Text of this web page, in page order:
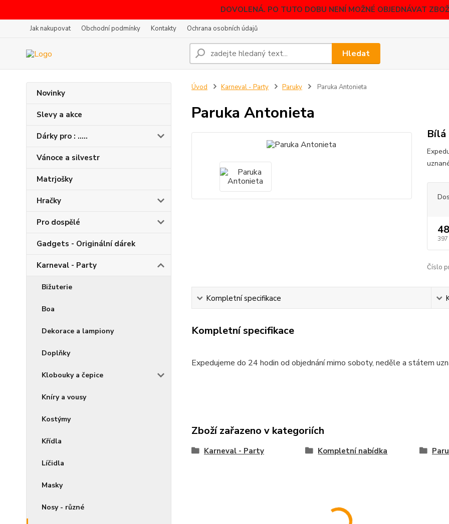
DOVOLENÁ. PO TUTO DOBU NENÍ MOŽNÉ OBJEDNÁVAT
Jak nakupovat Obchodní podmínky Kontakty Ochrana osobních údajů
Hledat
Novinky
Slevy a akce
Dárky pro : .....
Vánoce a silvestr
Matrjošky
Hračky
Pro dospělé
Gadgets - Originální dárek
Karneval - Party
Bižuterie
Boa
Dekorace a lampiony
Doplňky
Klobouky a čepice
Kníry a vousy
Kostýmy
Křídla
Líčidla
Masky
Nosy - různé
Úvod Karneval - Party Paruky Paruka Antonieta
Paruka Antonieta
Bílá
397
Číslo
Kompletní specifikace
Kompletní specifikace
Expedujeme do 24 hodin od objednání mimo soboty, neděle a státem
Zboží zařazeno v kategoriích
Karneval - Party Kompletní nabídka